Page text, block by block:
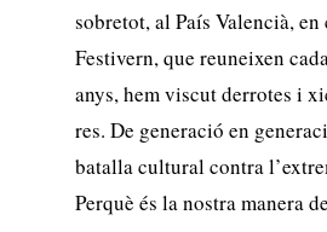
sobretot, al País Valencià,
Festivern, que reuneixen
anys, hem viscut derrotes i
res. De generació en
batalla cultural contra
Perquè és la nostra manera